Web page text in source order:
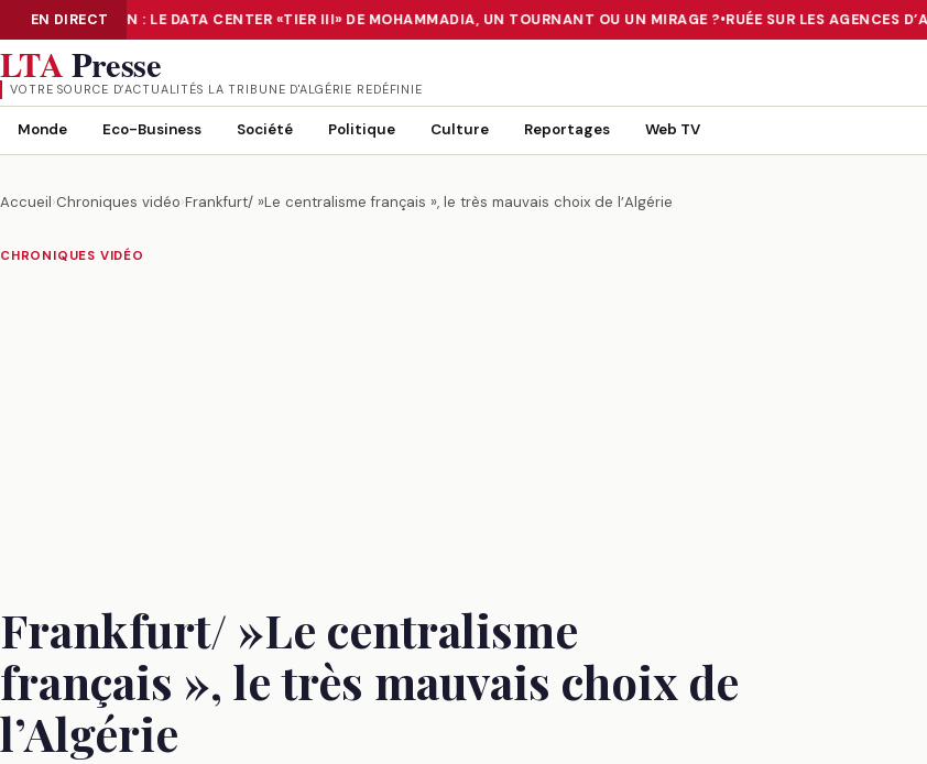
EN DIRECT
NUMÉRISATION : LE DATA CENTER «TIER III» DE MOHAMMADIA, UN TOURNANT OU UN MIRAGE ?• RUÉE SUR LES AGENCES
NUMÉRISATION : LE DATA CENTER «TIER III» DE MOHAMMADIA, UN TOURNANT OU UN MIRAGE ?• RUÉE SUR LES AGENCES
LTAPresse
VOTRE SOURCE D’ACTUALITÉS LA TRIBUNE D'ALGÉRIE REDÉFINIE
Monde Eco-Business Société Politique Culture Reportages Web TV
Accueil›Chroniques vidéo›Frankfurt/ »Le centralisme français », le très mauvais choix de l’Algérie
CHRONIQUES VIDÉO
Frankfurt/ »Le centralisme
français », le très mauvais choix de
l’Algérie